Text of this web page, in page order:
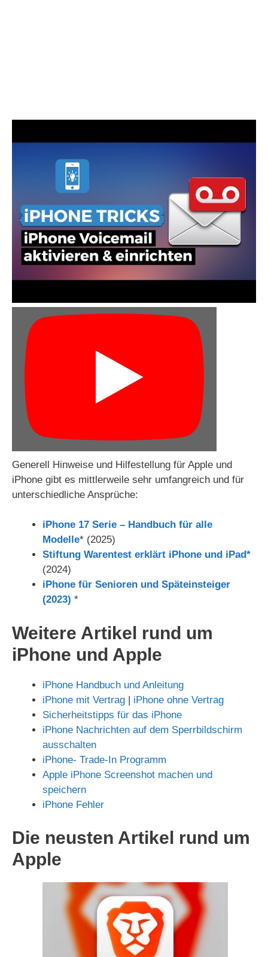
Generell Hinweise und Hilfestellung für Apple und
iPhone gibt es mittlerweile sehr umfangreich und für
unterschiedliche Ansprüche:
iPhone 17 Serie – Handbuch für alle
Modelle* (2025)
Stiftung Warentest erklärt iPhone und iPad*
(2024)
iPhone für Senioren und Späteinsteiger
(2023) *
Weitere Artikel rund um
iPhone und Apple
iPhone Handbuch und Anleitung
iPhone mit Vertrag | iPhone ohne Vertrag
Sicherheitstipps für das iPhone
iPhone Nachrichten auf dem Sperrbildschirm
ausschalten
iPhone- Trade-In Programm
Apple iPhone Screenshot machen und
speichern
iPhone Fehler
Die neusten Artikel rund um
Apple